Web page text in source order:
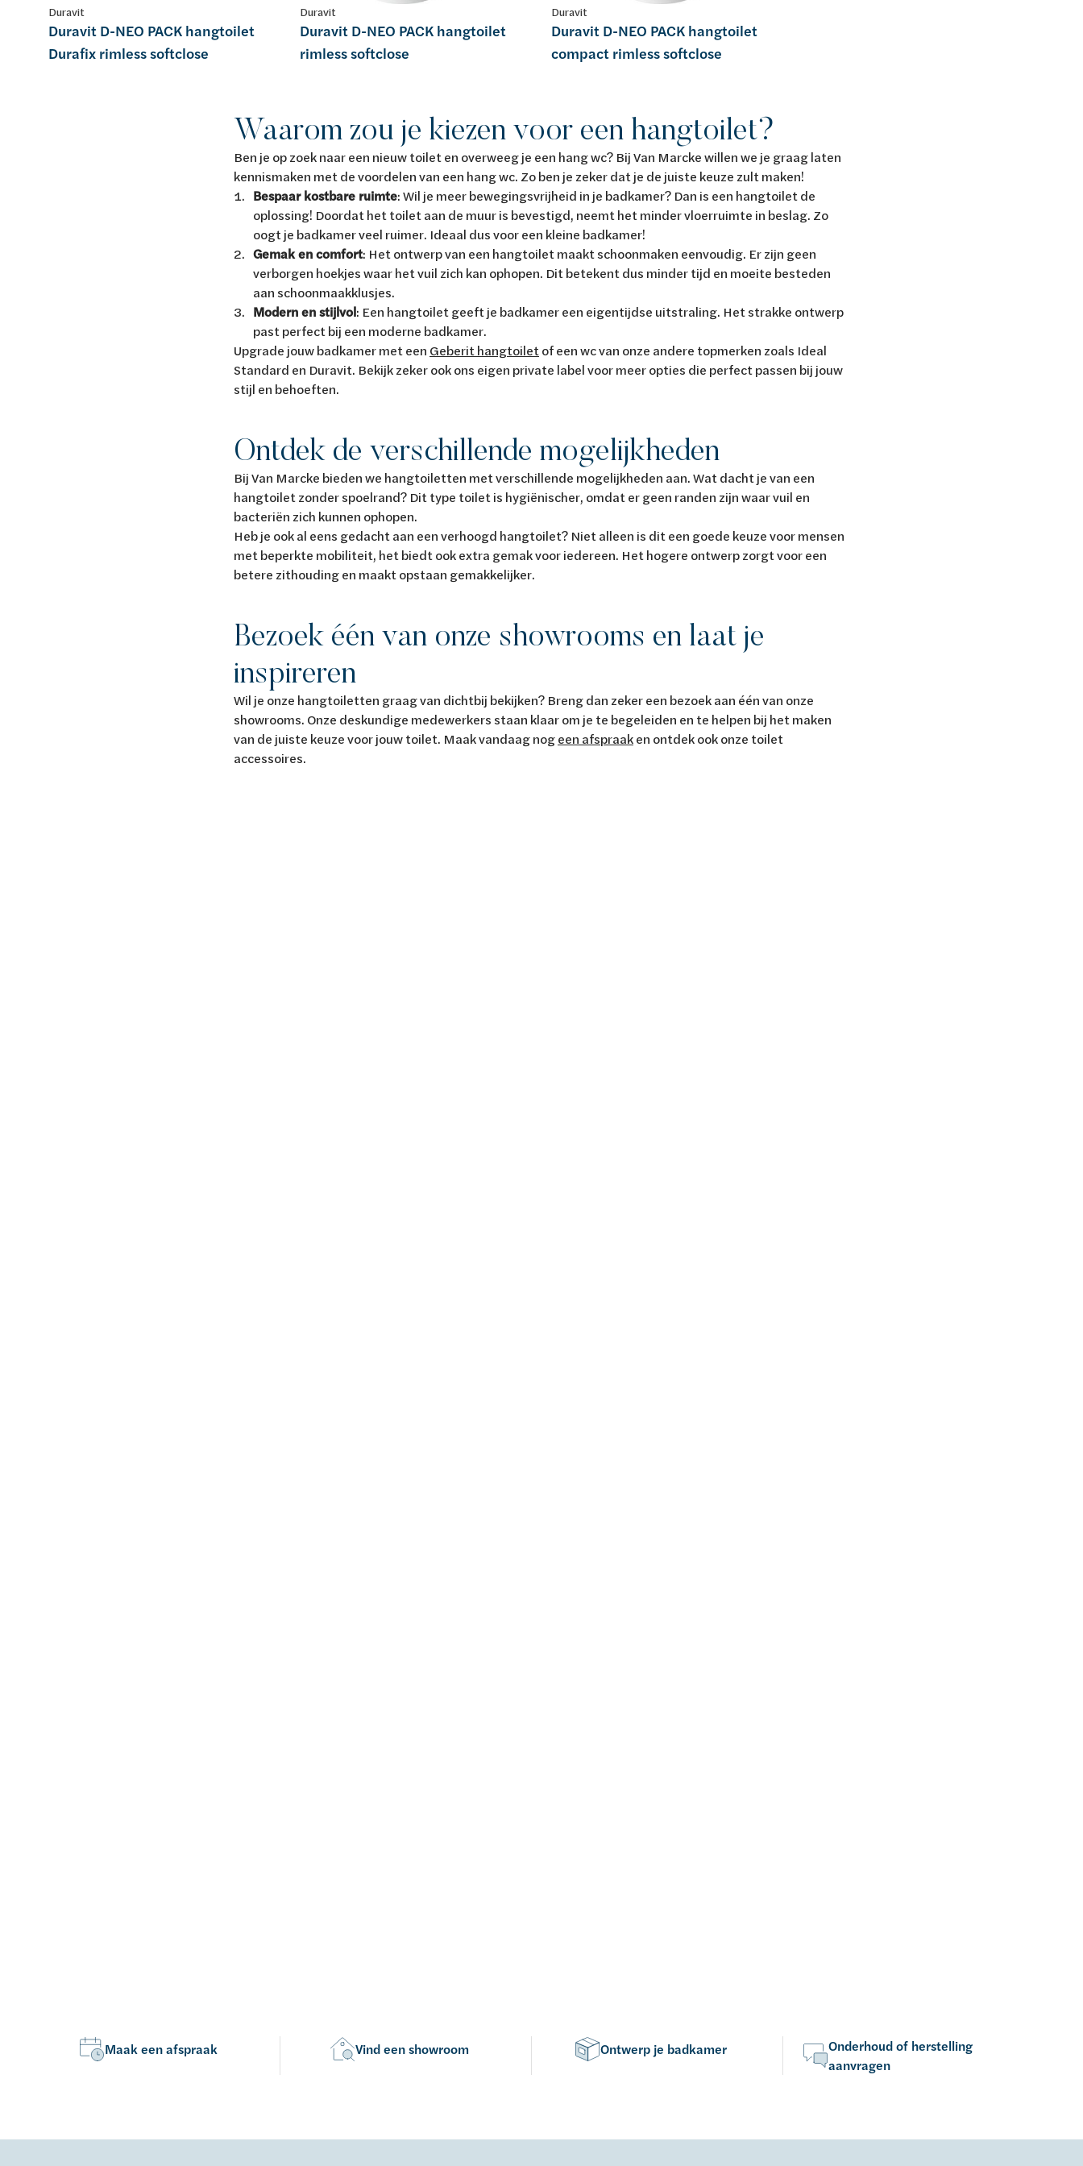
Duravit
Duravit D-NEO PACK hangtoilet
Durafix rimless softclose
Duravit
Duravit D-NEO PACK hangtoilet
rimless softclose
Duravit
Duravit D-NEO PACK hangtoilet
compact rimless softclose
Waarom zou je kiezen voor een hangtoilet?
Ben je op zoek naar een nieuw toilet en overweeg je een hang wc? Bij Van Marcke willen we je graag laten
kennismaken met de voordelen van een hang wc. Zo ben je zeker dat je de juiste keuze zult maken!
Bespaar kostbare ruimte: Wil je meer bewegingsvrijheid in je badkamer? Dan is een hangtoilet de
oplossing! Doordat het toilet aan de muur is bevestigd, neemt het minder vloerruimte in beslag. Zo
oogt je badkamer veel ruimer. Ideaal dus voor een kleine badkamer!
Gemak en comfort: Het ontwerp van een hangtoilet maakt schoonmaken eenvoudig. Er zijn geen
verborgen hoekjes waar het vuil zich kan ophopen. Dit betekent dus minder tijd en moeite besteden
aan schoonmaakklusjes.
Modern en stijlvol: Een hangtoilet geeft je badkamer een eigentijdse uitstraling. Het strakke ontwerp
past perfect bij een moderne badkamer.
Upgrade jouw badkamer met een Geberit hangtoilet of een wc van onze andere topmerken zoals Ideal
Standard en Duravit. Bekijk zeker ook ons eigen private label voor meer opties die perfect passen bij jouw
stijl en behoeften.
Ontdek de verschillende mogelijkheden
Bij Van Marcke bieden we hangtoiletten met verschillende mogelijkheden aan. Wat dacht je van een
hangtoilet zonder spoelrand? Dit type toilet is hygiënischer, omdat er geen randen zijn waar vuil en
bacteriën zich kunnen ophopen.
Heb je ook al eens gedacht aan een verhoogd hangtoilet? Niet alleen is dit een goede keuze voor mensen
met beperkte mobiliteit, het biedt ook extra gemak voor iedereen. Het hogere ontwerp zorgt voor een
betere zithouding en maakt opstaan gemakkelijker.
Bezoek één van onze showrooms en laat je
inspireren
Wil je onze hangtoiletten graag van dichtbij bekijken? Breng dan zeker een bezoek aan één van onze
showrooms. Onze deskundige medewerkers staan klaar om je te begeleiden en te helpen bij het maken
van de juiste keuze voor jouw toilet. Maak vandaag nogeen afspraaken ontdek ook onze toilet
accessoires.
Maak een afspraak Vind een showroom Ontwerp je badkamer
Onderhoud of herstelling
aanvragen